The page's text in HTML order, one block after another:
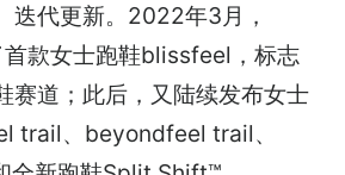
迭代更新。2022年3月，
款女士跑鞋blissfeel，标志
赛道；此后，又陆续发布女士
trail、beyondfeel trail、